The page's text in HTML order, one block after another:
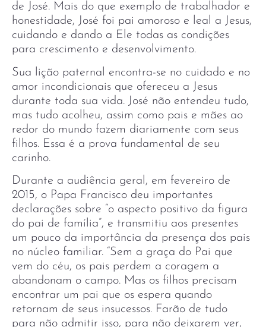
de José. Mais do que exemplo de trabalhador e
honestidade, José foi pai amoroso e leal a Jesus,
cuidando e dando a Ele todas as condições
para crescimento e desenvolvimento.
Sua lição paternal encontra-se no cuidado e no
amor incondicionais que ofereceu a Jesus
durante toda sua vida. José não entendeu tudo,
mas tudo acolheu, assim como pais e mães ao
redor do mundo fazem diariamente com seus
filhos. Essa é a prova fundamental de seu
carinho.
Durante a audiência geral, em fevereiro de
2015, o Papa Francisco deu importantes
declarações sobre “o aspecto positivo da figura
do pai de família”, e transmitiu aos presentes
um pouco da importância da presença dos pais
no núcleo familiar. “Sem a graça do Pai que
vem do céu, os pais perdem a coragem a
abandonam o campo. Mas os filhos precisam
encontrar um pai que os espera quando
retornam de seus insucessos. Farão de tudo
para não admitir isso, para não deixarem ver,